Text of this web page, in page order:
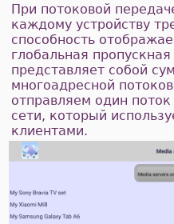
При потоковой
каждому устройству
способность
глобальная
представляет собой
многоадресной
отправляем один
сети, который
клиентами.